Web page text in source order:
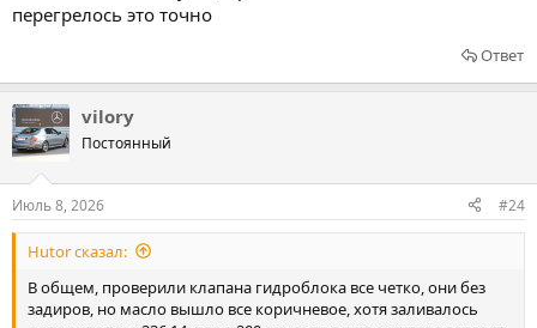
перегрелось это точно
Ответ
vilory
Постоянный
Июль 8, 2026 #24
Hutor сказал:
В общем, проверили клапана гидроблока все четко, они без
задиров, но масло вышло все коричневое, хотя заливалось